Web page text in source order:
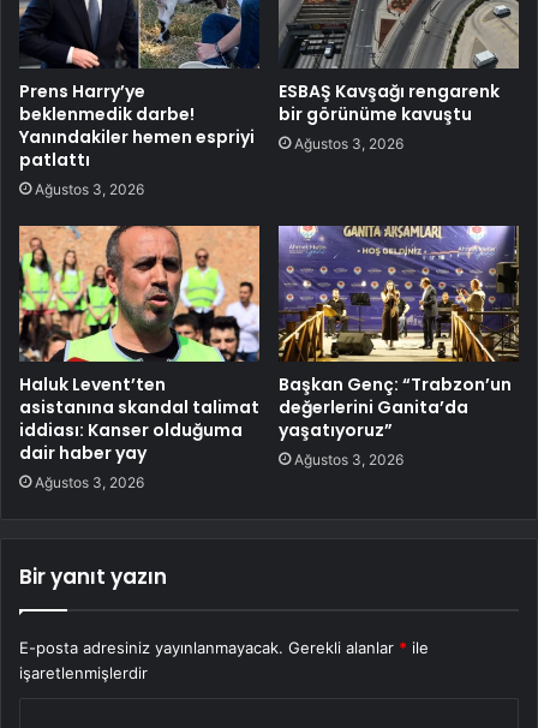
Prens Harry’ye
beklenmedik darbe!
Yanındakiler hemen espriyi
patlattı
Ağustos 3, 2026
ESBAŞ Kavşağı rengarenk
bir görünüme kavuştu
Ağustos 3, 2026
Haluk Levent’ten
asistanına skandal talimat
iddiası: Kanser olduğuma
dair haber yay
Ağustos 3, 2026
Başkan Genç: “Trabzon’un
değerlerini Ganita’da
yaşatıyoruz”
Ağustos 3, 2026
Bir yanıt yazın
E-posta adresiniz yayınlanmayacak. Gerekli alanlar * ile
işaretlenmişlerdir